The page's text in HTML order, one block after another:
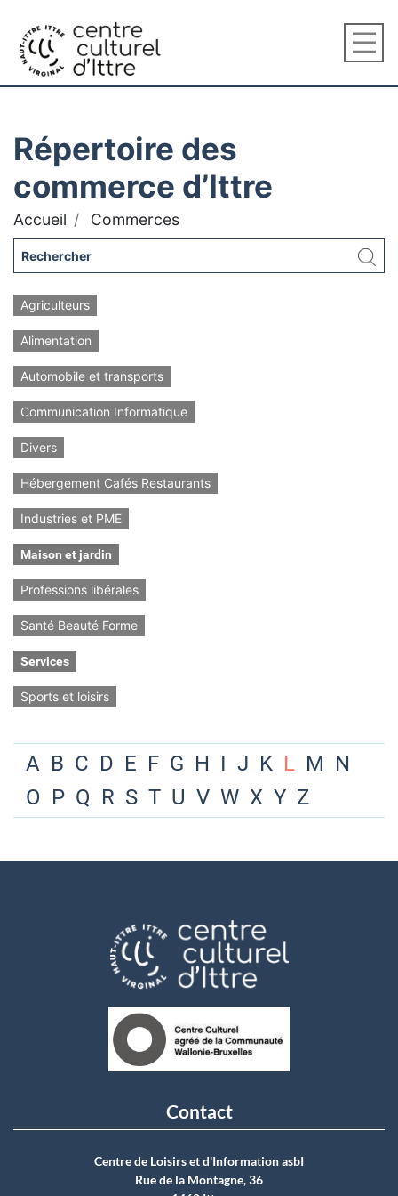
Répertoire des
commerce d’Ittre
Accueil Commerces
Agriculteurs
Alimentation
Automobile et transports
Communication Informatique
Divers
Hébergement Cafés Restaurants
Industries et PME
Maison et jardin
Professions libérales
Santé Beauté Forme
Services
Sports et loisirs
A B C D E F G H I J K L M N
O P Q R S T U V W X Y Z
Contact
Centre de Loisirs et d'Information asbI
Rue de la Montagne, 36